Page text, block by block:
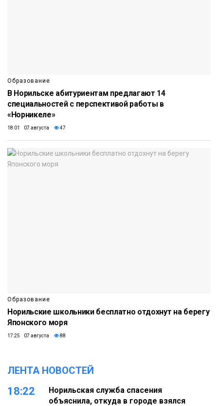
Образование
В Норильске абитуриентам предлагают 14
специальностей с перспективой работы в
«Норникеле»
18:01 07 августа 47
Образование
Норильские школьники бесплатно отдохнут на берегу
Японского моря
17:25 07 августа 88
ЛЕНТА НОВОСТЕЙ
18:22
Норильская служба спасения
объяснила, откуда в городе взялся